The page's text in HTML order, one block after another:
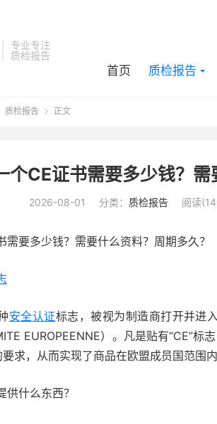
专业专注
质检报告
首页 质检报告
质检报告  正文
个CE证书需要多少钱？需
2026-08-01 分类： 质检报告 阅读
需要多少钱？需要什么资料？周期多久？
安全认证标志，被视为制造商打开并进
EUROPEENNE）。凡是贴有“CE”
求，从而实现了商品在欧盟成员国范围内
供什么东西？